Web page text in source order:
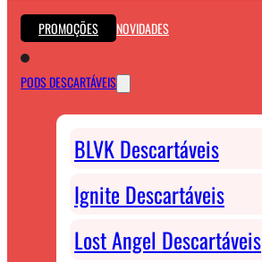
PROMOÇÕES NOVIDADES
PODS DESCARTÁVEIS
BLVK Descartáveis
Ignite Descartáveis
Lost Angel Descartáveis